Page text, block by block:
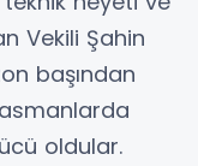
Vekili Şahin
başından
oldular.